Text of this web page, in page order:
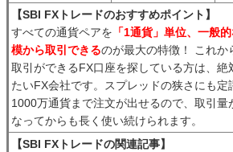
【SBI FXトレードのおすすめポイント】
すべての通貨ペアを 「1通貨」単位、一般
模から取引できるのが最大の特徴！ これか
取引ができるFX口座を探している方は、絶
たいFX会社です。スプレッドの狭さにも
1000万通貨まで注文が出せるので、取引量
なってからも長く使い続けられます。
【SBI FXトレードの関連記事】